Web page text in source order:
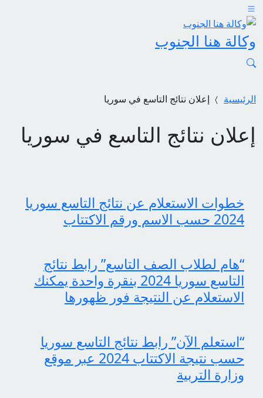
وكالة هنا الجنوب
الرئيسية إعلان نتائج التاسع في سوريا
إعلان نتائج التاسع في سوريا
خطوات الاستعلام عن نتائج التاسع سوريا
2024 حسب الاسم ورقم الاكتتاب
“هام لطلاب الصف التاسع” رابط نتائج
التاسع سوريا 2024 بنقرة واحدة يمكنك
الاستعلام عن النتيجة فور ظهورها
“استعلم الآن” رابط نتائج التاسع سوريا
حسب نتيجة الاكتتاب 2024 عبر موقع
وزارة التربية